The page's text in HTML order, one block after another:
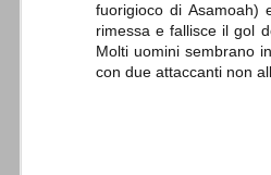
fuorigioco di Asamoah)
rimessa e fallisce il gol
Molti uomini sembrano
con due attaccanti non
La Juve meno italiana
Sulle implicazioni anche finanziarie
relativi criteri di compilazione),
7 (alcuni dei quali utilizzati poco o nulla)
La Juventus rimedia una sonora